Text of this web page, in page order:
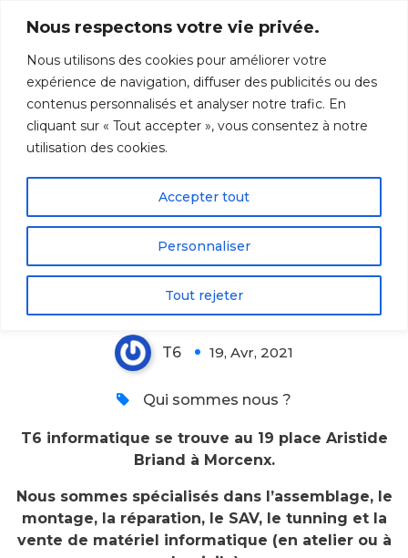
Nous respectons votre vie privée.
Nous utilisons des cookies pour améliorer votre
expérience de navigation, diffuser des publicités ou des
contenus personnalisés et analyser notre trafic. En
cliquant sur « Tout accepter », vous consentez à notre
utilisation des cookies.
Personnaliser
Tout rejeter
Accepter tout
contenu
T6 Informatique Morcenx
T6 19, Avr, 2021
Qui sommes nous ?
T6 informatique se trouve au 19 place Aristide
Briand à Morcenx.
Nous sommes spécialisés dans l’assemblage, le
montage, la réparation, le SAV, le tunning et la
vente de matériel informatique (en atelier ou à